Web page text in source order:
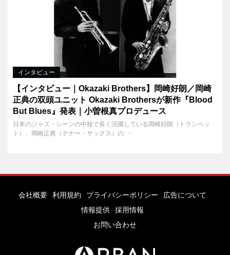
インタビュー
【インタビュー｜Okazaki Brothers】岡崎好朗／岡崎
正典の双頭ユニット Okazaki Brothersが新作『Blood
But Blues』発表｜小曽根真プロデュース
日本のジャズ・シーンの中核で長く活躍している岡崎好朗（トランペッ
ト）、岡崎正典（テナー・サックス）の･･･
会社概要 利用規約 プライバシーポリシー
広告について
情報提供
採用情報
お問い合わせ